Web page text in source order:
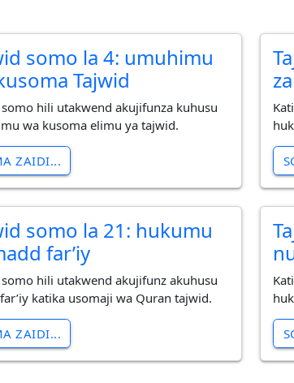
somo la 4: umuhimu
Tajwid
somo hili utakwend akujifunza kuhusu
wa kusoma elimu ya tajwid.
ZAIDI...
somo la 21: hukumu
far’iy
somo hili utakwend akujifunz akuhusu
katika usomaji wa Quran tajwid.
ZAIDI...